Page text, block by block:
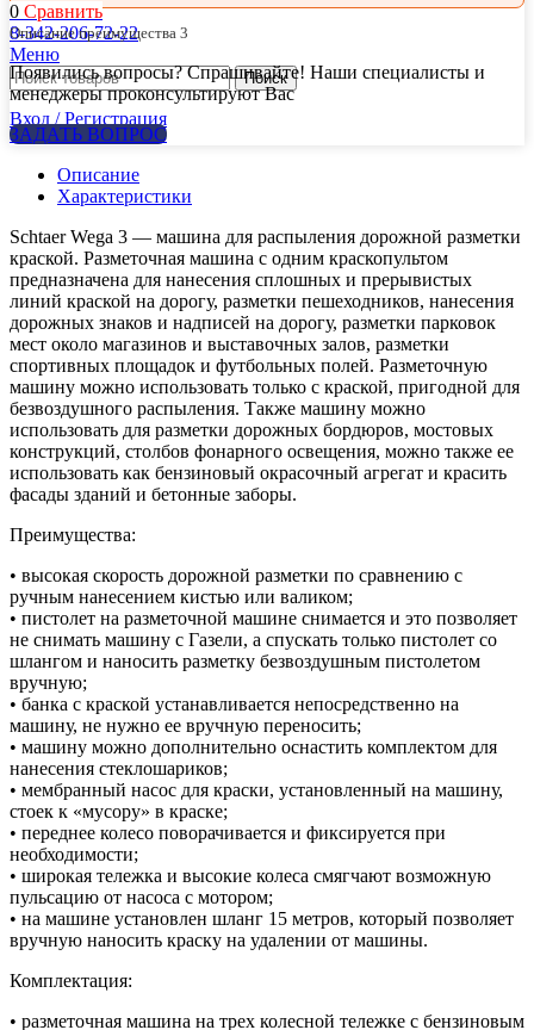
0 Сравнить
8-342-206-72-22
Меню
Поиск
Вход / Регистрация
Описание преимущества 3
Появились вопросы? Спрашивайте! Наши специалисты и
менеджеры проконсультируют Вас
ЗАДАТЬ ВОПРОС
Описание
Характеристики
Schtaer Wega 3 — машина для распыления дорожной разметки
краской. Разметочная машина с одним краскопультом
предназначена для нанесения сплошных и прерывистых
линий краской на дорогу, разметки пешеходников, нанесения
дорожных знаков и надписей на дорогу, разметки парковок
мест около магазинов и выставочных залов, разметки
спортивных площадок и футбольных полей. Разметочную
машину можно использовать только с краской, пригодной для
безвоздушного распыления. Также машину можно
использовать для разметки дорожных бордюров, мостовых
конструкций, столбов фонарного освещения, можно также ее
использовать как бензиновый окрасочный агрегат и красить
фасады зданий и бетонные заборы.
Преимущества:
• высокая скорость дорожной разметки по сравнению с
ручным нанесением кистью или валиком;
• пистолет на разметочной машине снимается и это позволяет
не снимать машину с Газели, а спускать только пистолет со
шлангом и наносить разметку безвоздушным пистолетом
вручную;
• банка с краской устанавливается непосредственно на
машину, не нужно ее вручную переносить;
• машину можно дополнительно оснастить комплектом для
нанесения стеклошариков;
• мембранный насос для краски, установленный на машину,
стоек к «мусору» в краске;
• переднее колесо поворачивается и фиксируется при
необходимости;
• широкая тележка и высокие колеса смягчают возможную
пульсацию от насоса с мотором;
• на машине установлен шланг 15 метров, который позволяет
вручную наносить краску на удалении от машины.
Комплектация:
• разметочная машина на трех колесной тележке с бензиновым